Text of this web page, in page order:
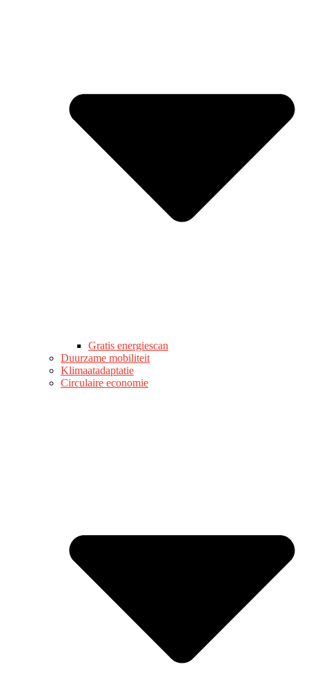
Gratis energiescan
Duurzame mobiliteit
Klimaatadaptatie
Circulaire economie